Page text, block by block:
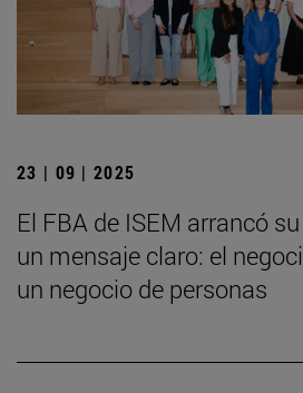
23 | 09 | 2025
El FBA de ISEM arrancó
un mensaje claro: el
un negocio de personas